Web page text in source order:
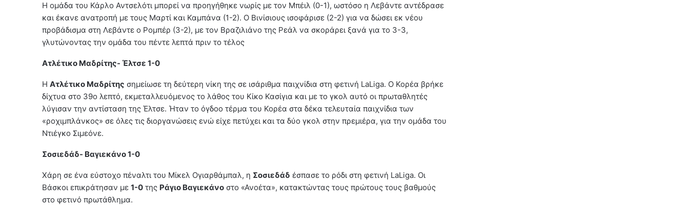
Η ομάδα του Κάρλο Αντσελότι μπορεί να προηγήθηκε νωρίς με τον Μπέιλ (0-1), ωστόσο η Λεβάντε αντέδρασε
και έκανε ανατροπή με τους Μαρτί και Καμπάνα (1-2). Ο Βινίσιους ισοφάρισε (2-2) για να δώσει εκ νέου
προβάδισμα στη Λεβάντε ο Ρομπέρ (3-2), με τον Βραζιλιάνο της Ρεάλ να σκοράρει ξανά για το 3-3,
γλυτώνοντας την ομάδα του πέντε λεπτά πριν το τέλος
Ατλέτικο Μαδρίτης- Έλτσε 1-0
Η Ατλέτικο Μαδρίτης σημείωσε τη δεύτερη νίκη της σε ισάριθμα παιχνίδια στη φετινή LaLiga. Ο Κορέα βρήκε
δίχτυα στο 39ο λεπτό, εκμεταλλευόμενος το λάθος του Κίκο Κασίγια και με το γκολ αυτό οι πρωταθλητές
λύγισαν την αντίσταση της Έλτσε. Ήταν το όγδοο τέρμα του Κορέα στα δέκα τελευταία παιχνίδια των
«ροχιμπλάνκος» σε όλες τις διοργανώσεις ενώ είχε πετύχει και τα δύο γκολ στην πρεμιέρα, για την ομάδα του
Ντιέγκο Σιμεόνε.
Σοσιεδάδ- Βαγιεκάνο 1-0
Χάρη σε ένα εύστοχο πέναλτι του Μίκελ Ογιαρθάμπαλ, η Σοσιεδάδ έσπασε το ρόδι στη φετινή LaLiga. Οι
Βάσκοι επικράτησαν με 1-0 της Ράγιο Βαγιεκάνο στο «Ανοέτα», κατακτώντας τους πρώτους τους βαθμούς
στο φετινό πρωτάθλημα.